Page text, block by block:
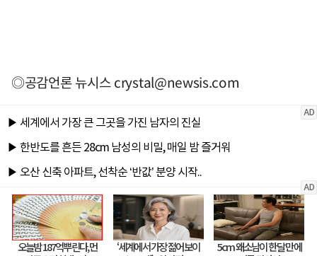
◎공감언론 뉴시스crystal@newsis.com